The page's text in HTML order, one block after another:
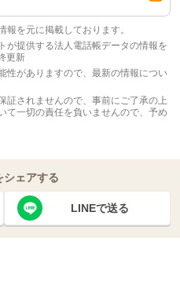
を元に掲載しております。
提供する法人電話帳データの情報を
更新
がありますので、最新の情報につい
されませんので、事前にご了承の上
て一切の責任を負いませんので、予め
シェアする
LINEで送る